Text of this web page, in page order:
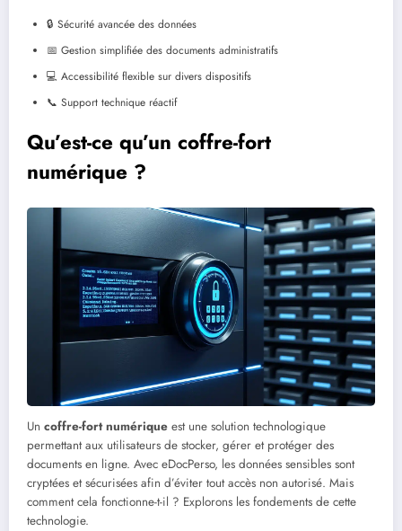
🔒 Sécurité avancée des données
📅 Gestion simplifiée des documents administratifs
💻 Accessibilité flexible sur divers dispositifs
📞 Support technique réactif
Qu’est-ce qu’un coffre-fort
numérique ?
Un coffre-fort numérique est une solution technologique
permettant aux utilisateurs de stocker, gérer et protéger des
documents en ligne. Avec eDocPerso, les données sensibles sont
cryptées et sécurisées afin d’éviter tout accès non autorisé. Mais
comment cela fonctionne-t-il ? Explorons les fondements de cette
technologie.